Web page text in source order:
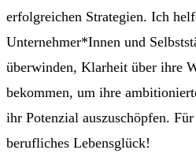
erfolgreichen Strategien. Ich
Unternehmer*Innen und
überwinden, Klarheit über ihre
bekommen, um ihre
ihr Potenzial auszuschöpfen.
berufliches Lebensglück!